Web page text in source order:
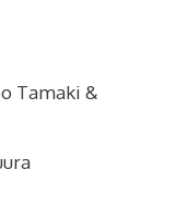
Tamaki &